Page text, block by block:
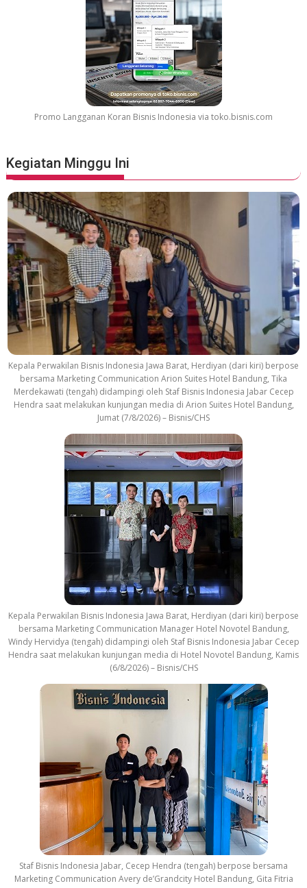
Promo Langganan Koran Bisnis Indonesia via toko.bisnis.com
Kegiatan Minggu Ini
Kepala Perwakilan Bisnis Indonesia Jawa Barat, Herdiyan (dari kiri) berpose
bersama Marketing Communication Arion Suites Hotel Bandung, Tika
Merdekawati (tengah) didampingi oleh Staf Bisnis Indonesia Jabar Cecep
Hendra saat melakukan kunjungan media di Arion Suites Hotel Bandung,
Jumat (7/8/2026) – Bisnis/CHS
Kepala Perwakilan Bisnis Indonesia Jawa Barat, Herdiyan (dari kiri) berpose
bersama Marketing Communication Manager Hotel Novotel Bandung,
Windy Hervidya (tengah) didampingi oleh Staf Bisnis Indonesia Jabar Cecep
Hendra saat melakukan kunjungan media di Hotel Novotel Bandung, Kamis
(6/8/2026) – Bisnis/CHS
Staf Bisnis Indonesia Jabar, Cecep Hendra (tengah) berpose bersama
Marketing Communication Avery de’Grandcity Hotel Bandung, Gita Fitria